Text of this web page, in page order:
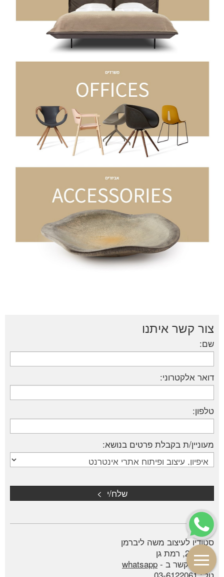
צור קשר איתנו
שם:
דואר אלקטרוני:
טלפון:
מעוניין/ת בקבלת פרטים בנושא:
סטודיו לעיצוב משה ליברמן
תובל 22, רמת גן
ליצירת קשר ב - whatsapp